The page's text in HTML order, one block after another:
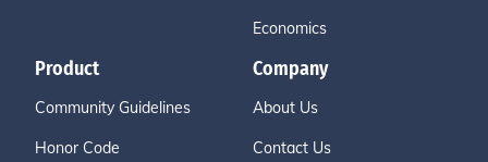
Economics
Product
Community Guidelines
Honor Code
Company
About Us
Contact Us